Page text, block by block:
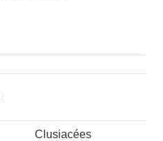
Clusiacées